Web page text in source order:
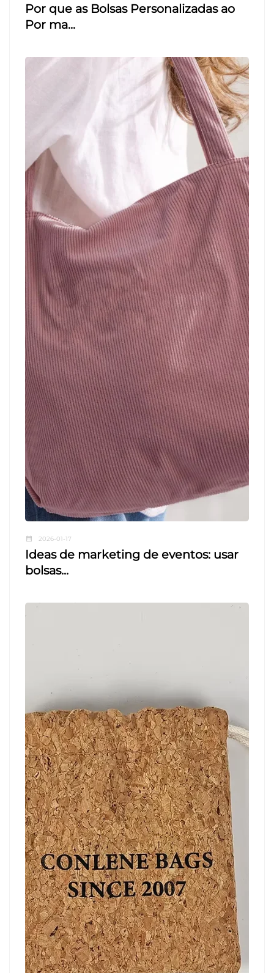
Por que as Bolsas Personalizadas ao
Por ma...
2026-01-17
Ideas de marketing de eventos: usar
bolsas...